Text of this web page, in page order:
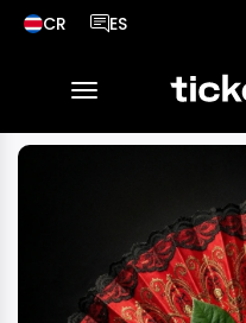
CR
País seleccionado, cambiar
ES
Idioma
desplegar